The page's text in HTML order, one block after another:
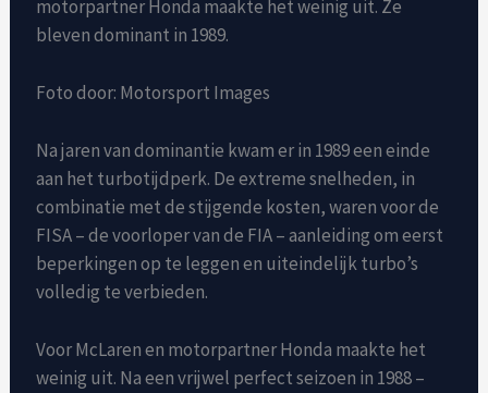
motorpartner Honda maakte het weinig uit. Ze
bleven dominant in 1989.
Foto door: Motorsport Images
Na jaren van dominantie kwam er in 1989 een einde
aan het turbotijdperk. De extreme snelheden, in
combinatie met de stijgende kosten, waren voor de
FISA – de voorloper van de FIA ​​– aanleiding om eerst
beperkingen op te leggen en uiteindelijk turbo’s
volledig te verbieden.
Voor McLaren en motorpartner Honda maakte het
weinig uit. Na een vrijwel perfect seizoen in 1988 –